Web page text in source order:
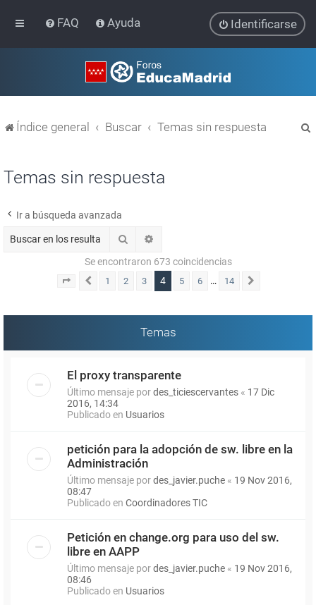
FAQ Ayuda Identificarse
Índice general Buscar Temas sin respuesta
Temas sin respuesta
Ir a búsqueda avanzada
Buscar
Se encontraron 673 coincidencias
Página 4de 14
Anterior
1 2 3 4 5 6 … 14
Temas
El proxy transparente
Último mensaje pordes_ticiescervantes « 17 Dic
2016, 14:34
Publicado en Usuarios
petición para la adopción de sw. libre en la
Administración
Último mensaje pordes_javier.puche « 19 Nov 2016,
08:47
Publicado en Coordinadores TIC
Petición en change.org para uso del sw.
libre en AAPP
Último mensaje pordes_javier.puche « 19 Nov 2016,
08:46
Publicado en Usuarios